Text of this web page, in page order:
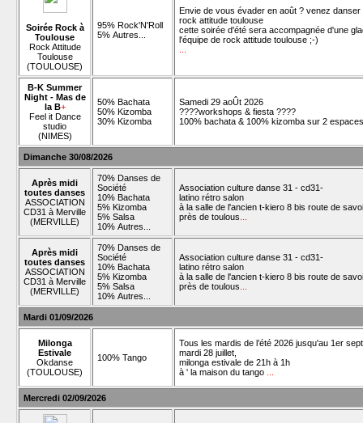
Soirée Rock à
Toulouse
Rock Attitude
Toulouse
(TOULOUSE)
95% Rock'N'Roll
5% Autres...
Envie de vous évader en août ? venez
rock attitude toulouse
cette soirée d'été sera accompagnée d'une
l'équipe de rock attitude toulouse ;-)
B-K Summer
Night - Mas de
la B+
Feel it Dance
studio
(NIMES)
50% Bachata
50% Kizomba
30% Kizomba
Samedi 29 aoÛt 2026
????workshops & fiesta ????
100% bachata & 100% kizomba sur 2
Dimanche 30/08/2026
Après midi
toutes danses
ASSOCIATION
CD31 à Merville
(MERVILLE)
70% Danses de
Société
10% Bachata
5% Kizomba
5% Salsa
10% Autres...
Association culture danse 31 - cd31-
latino rétro salon
à la salle de l'ancien t-kiero 8 bis route de
près de toulous
Après midi
toutes danses
ASSOCIATION
CD31 à Merville
(MERVILLE)
70% Danses de
Société
10% Bachata
5% Kizomba
5% Salsa
10% Autres...
Association culture danse 31 - cd31-
latino rétro salon
à la salle de l'ancien t-kiero 8 bis route de
près de toulous
Mardi 01/09/2026
Milonga
Estivale
Okdanse
(TOULOUSE)
100% Tango
Tous les mardis de l’été 2026 jusqu'au 1er
mardi 28 juillet,
milonga estivale de 21h à 1h
à ' la maison du tango
Mercredi 02/09/2026